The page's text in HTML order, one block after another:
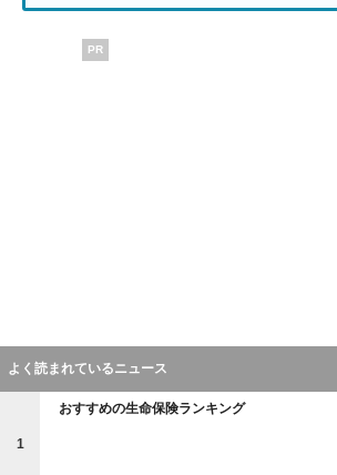
PR
よく読まれているニュース
1
おすすめの生命保険ランキング